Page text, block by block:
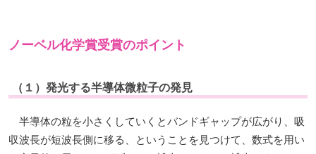
ノーベル化学賞受賞のポイント
（１）発光する半導体微粒子の発見
半導体の粒を小さくしていくとバンドギャップが広がり、吸
収波長が短波長側に移る、ということを見つけて、数式を用い